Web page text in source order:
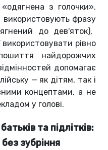
з голочки».
використовують фразу
до дев'яток),
рівно
найдорожчих
допомагає
— як дітям, так і
концептами, а не
у голові.
та підлітків:
зубріння